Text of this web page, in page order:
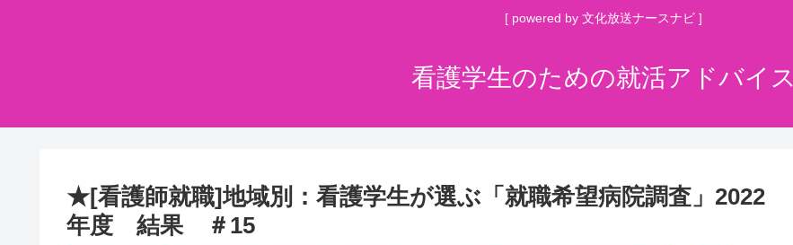
[ powered by 文化放送ナースナビ ]
看護学生のための就活アドバイス
★[看護師就職]地域別：看護学生が選ぶ「就職希望病院調査」2022
年度 結果 ＃15